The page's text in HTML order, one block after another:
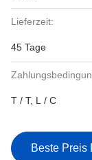
Lieferzeit:
45 Tage
T / T, L / C
Beste Preis